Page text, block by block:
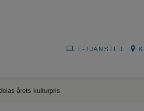
E-TJÄNSTER
årets kulturpris